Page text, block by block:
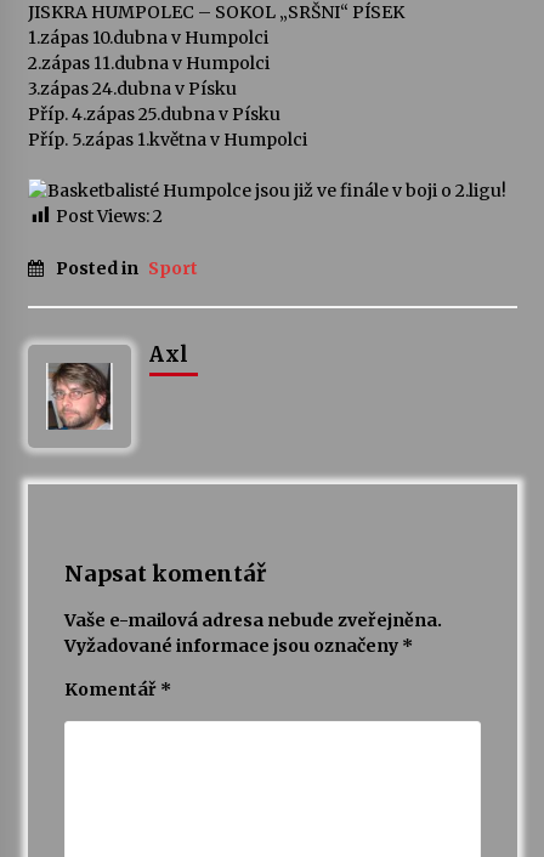
JISKRA HUMPOLEC – SOKOL „SRŠNI“ PÍSEK
1.zápas 10.dubna v Humpolci
2.zápas 11.dubna v Humpolci
3.zápas 24.dubna v Písku
Příp. 4.zápas 25.dubna v Písku
Příp. 5.zápas 1.května v Humpolci
Post Views:2
Posted in Sport
Axl
Napsat komentář
Vaše e-mailová adresa nebude zveřejněna.
Vyžadované informace jsou označeny *
Komentář *